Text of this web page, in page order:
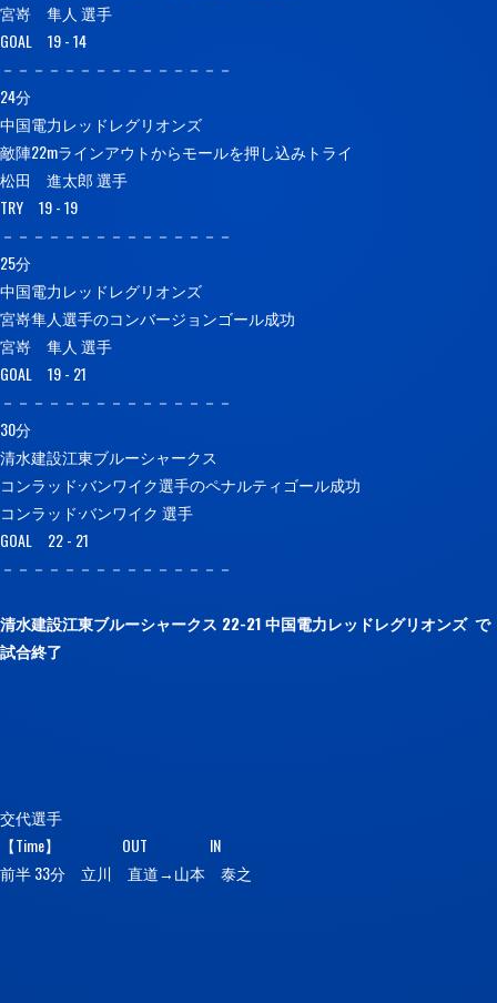
宮嵜 隼人 選手
GOAL 19 - 14
－－－－－－－－－－－－－－－
24分
中国電力レッドレグリオンズ
敵陣22mラインアウトからモールを押し込みトライ
松田 進太郎 選手
TRY 19 - 19
－－－－－－－－－－－－－－－
25分
中国電力レッドレグリオンズ
宮嵜隼人選手のコンバージョンゴール成功
宮嵜 隼人 選手
GOAL 19 - 21
－－－－－－－－－－－－－－－
30分
清水建設江東ブルーシャークス
コンラッド·バンワイク選手のペナルティゴール成功
コンラッド·バンワイク 選手
GOAL 22 - 21
－－－－－－－－－－－－－－－
清水建設江東ブルーシャークス 22-21 中国電力レッドレグリオンズ で
試合終了
交代選手
【Time】 OUT IN
前半 33分 立川 直道→山本 泰之